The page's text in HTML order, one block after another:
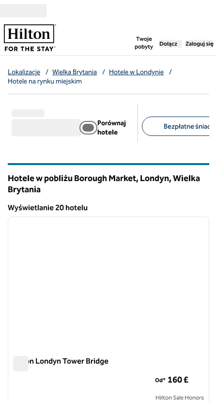
Twoje
pobyty
,otwiera nową
Dołącz Zaloguj się
Lokalizacje / Wielka Brytania / Hotele w Londynie
/
Hotele na rynku miejskim
Porównaj
hotele
Bezpłatne
Hotele w pobliżu Borough Market, Londyn, Wielka
Brytania
Wyświetlanie 20 hotelu
Wyświetlanie 20 hotelu
1 z 11
Hilton Londyn Tower Bridge
Od* 160 £
Hilton Sale Honors